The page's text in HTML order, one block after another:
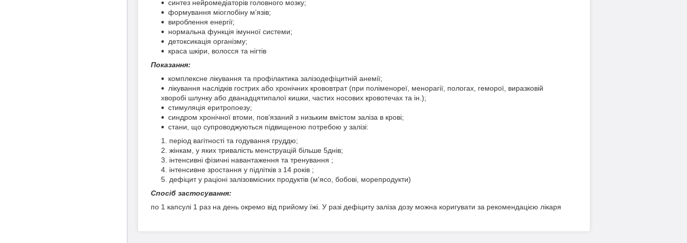
синтез нейромедіаторів головного мозку;
формування міоглобіну м’язів;
вироблення енергії;
нормальна функція імунної системи;
детоксикація організму;
краса шкіри, волосся та нігтів
Показання:
комплексне лікування та профілактика залізодефіцитній анемії;
лікування наслідків гострих або хронічних крововтрат (при поліменореї, менорагії, пологах, геморої, виразковій
хворобі шлунку або дванадцятипалої кишки, частих носових кровотечах та ін.);
стимуляція еритропоезу;
синдром хронічної втоми, пов’язаний з низьким вмістом заліза в крові;
стани, що супроводжуються підвищеною потребою у залізі:
період вагітності та годування груддю;
жінкам, у яких тривалість менструацій більше 5днів;
інтенсивні фізичні навантаження та тренування ;
інтенсивне зростання у підлітків з 14 років ;
дефіцит у раціоні залізовмісних продуктів (м'ясо, бобові, морепродукти)
Спосіб застосування:
по 1 капсулі 1 раз на день окремо від прийому їжі. У разі дефіциту заліза дозу можна коригувати за рекомендацією лікаря